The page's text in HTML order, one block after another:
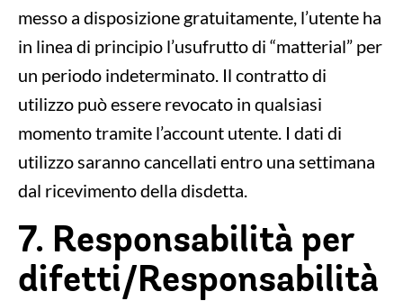
messo a disposizione gratuitamente, l’utente ha
in linea di principio l’usufrutto di “matterial” per
un periodo indeterminato. Il contratto di
utilizzo può essere revocato in qualsiasi
momento tramite l’account utente. I dati di
utilizzo saranno cancellati entro una settimana
dal ricevimento della disdetta.
7. Responsabilità per
difetti/Responsabilità